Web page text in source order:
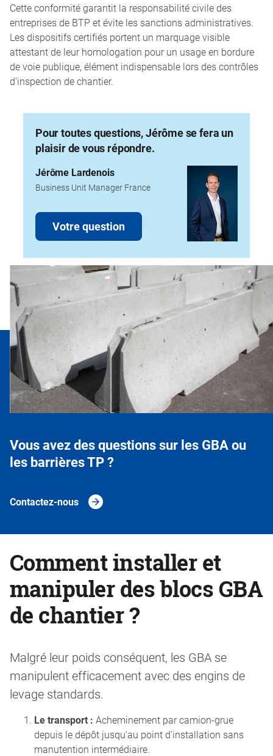
Cette conformité garantit la responsabilité civile des
entreprises de BTP et évite les sanctions administratives.
Les dispositifs certifiés portent un marquage visible
attestant de leur homologation pour un usage en bordure
de voie publique, élément indispensable lors des contrôles
d'inspection de chantier.
Pour toutes questions, Jérôme se fera un
plaisir de vous répondre.
Jérôme Lardenois
Business Unit Manager France
Votre question
Vous avez des questions sur les GBA ou
les barrières TP ?
Contactez-nous
Comment installer et
manipuler des blocs GBA
de chantier ?
Malgré leur poids conséquent, les GBA se
manipulent efficacement avec des engins de
levage standards.
Le transport : Acheminement par camion-grue
depuis le dépôt jusqu'au point d'installation sans
manutention intermédiaire.